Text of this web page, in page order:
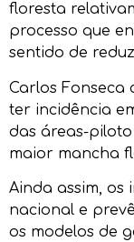
floresta
processo que
sentido de
Carlos Fonseca
ter incidência
das áreas-
maior mancha
Ainda assim, os
nacional e
os modelos de